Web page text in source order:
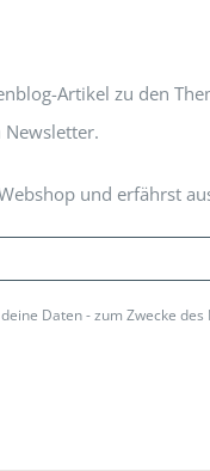
Artikel zu den
und erfährst
Daten - zum Zwecke